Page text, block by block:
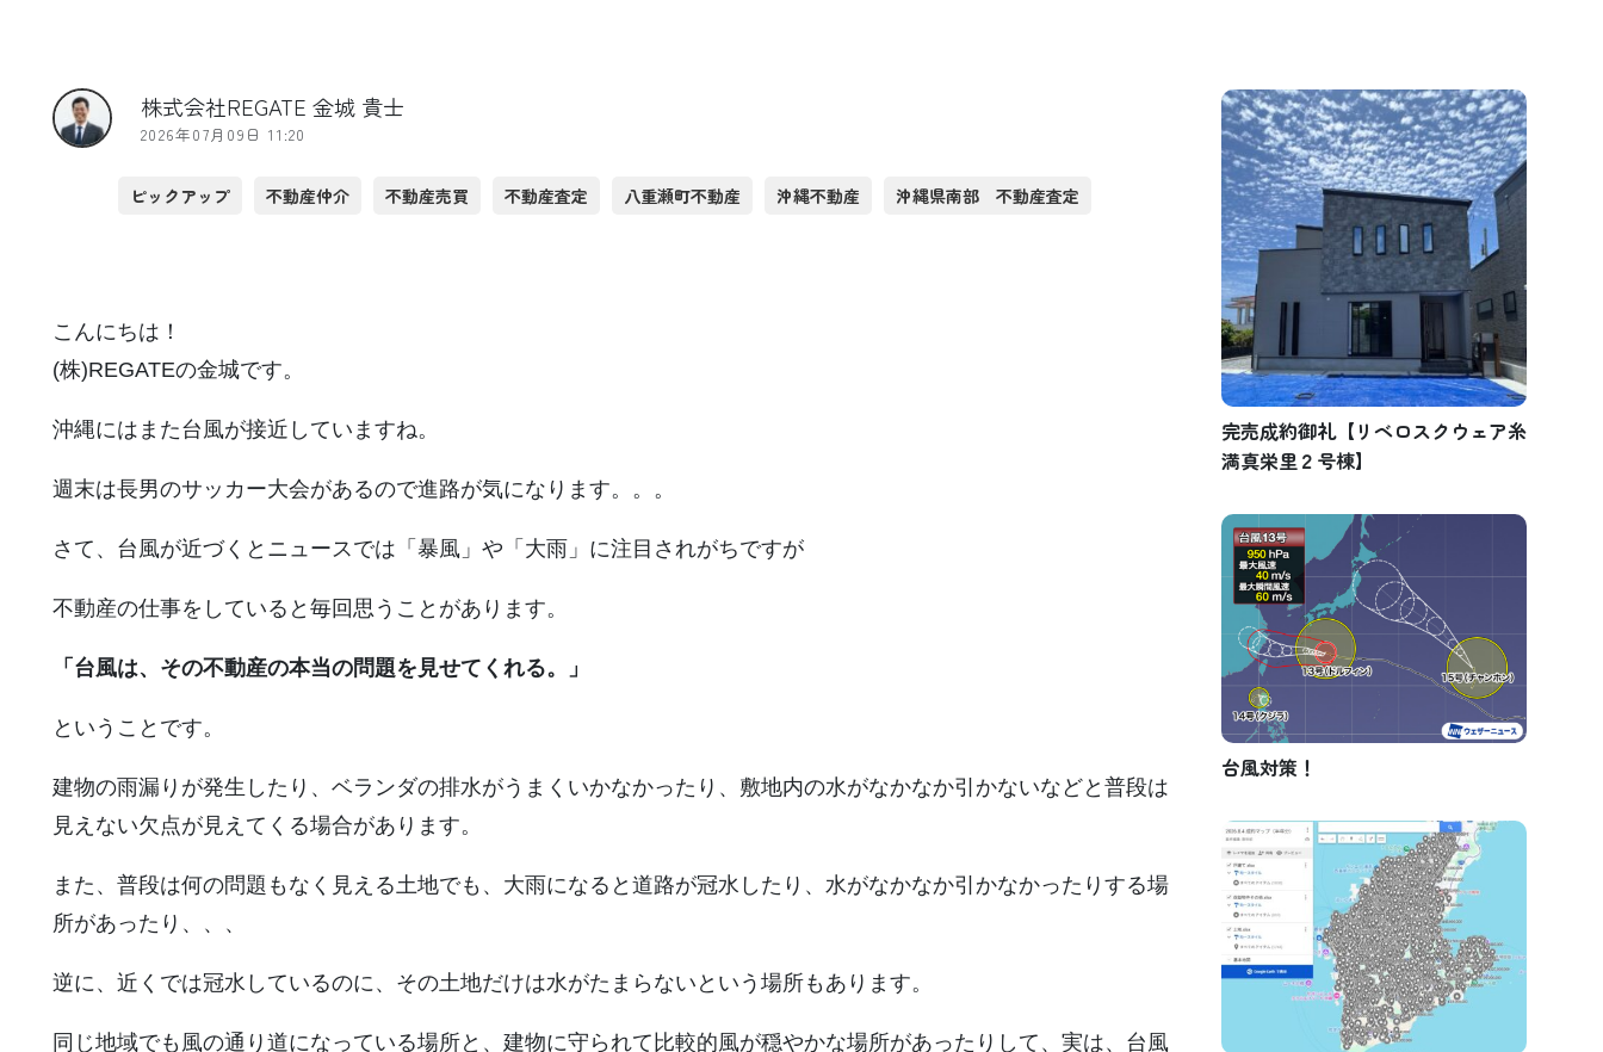
株式会社REGATE 金城 貴士
2026年07月09日 11:20
ピックアップ 不動産仲介 不動産売買 不動産査定 八重瀬町不動産 沖縄不動産 沖縄県南部 不動産査定
こんにちは！
(株)REGATEの金城です。
沖縄にはまた台風が接近していますね。
週末は長男のサッカー大会があるので進路が気になります。。。
さて、台風が近づくとニュースでは「暴風」や「大雨」に注目されがちですが
不動産の仕事をしていると毎回思うことがあります。
「台風は、その不動産の本当の問題を見せてくれる。」
ということです。
建物の雨漏りが発生したり、ベランダの排水がうまくいかなかったり、敷地内の水がなかなか引かないなどと普段は
見えない欠点が見えてくる場合があります。
また、普段は何の問題もなく見える土地でも、大雨になると道路が冠水したり、水がなかなか引かなかったりする場
所があったり、、、
逆に、近くでは冠水しているのに、その土地だけは水がたまらないという場所もあります。
同じ地域でも風の通り道になっている場所と、建物に守られて比較的風が穏やかな場所があったりして、実は、台風
完売成約御礼【リベロスクウェア糸
満真栄里２号棟】
台風対策！